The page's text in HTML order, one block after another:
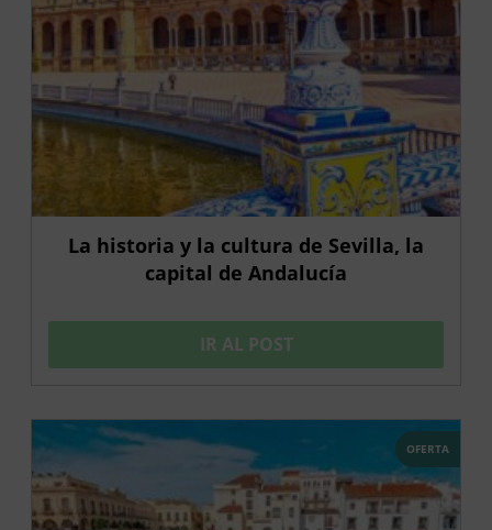
La historia y la cultura de Sevilla, la
capital de Andalucía
IR AL POST
OFERTA